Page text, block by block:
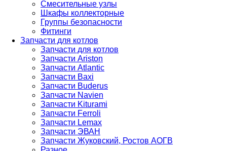
Смесительные узлы
Шкафы коллекторные
Группы безопасности
Фитинги
Запчасти для котлов
Запчасти для котлов
Запчасти Ariston
Запчасти Atlantic
Запчасти Baxi
Запчасти Buderus
Запчасти Navien
Запчасти Kiturami
Запчасти Ferroli
Запчасти Lemax
Запчасти ЭВАН
Запчасти Жуковский, Ростов АОГВ